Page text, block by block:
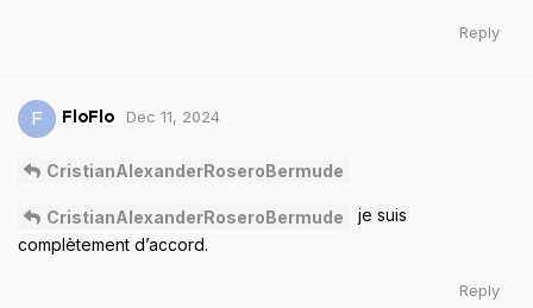
Reply
F FloFlo Dec 11, 2024
CristianAlexanderRoseroBermude
CristianAlexanderRoseroBermude
je suis
complètement d’accord.
Reply